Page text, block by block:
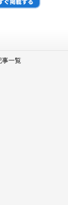
事一覧